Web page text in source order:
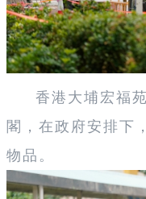
香港大埔宏福
閣，在政府安排下
物品。